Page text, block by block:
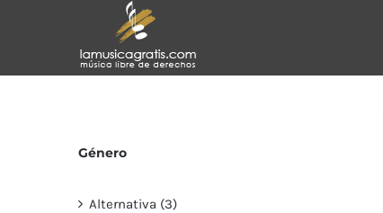
Género
Alternativa (3)